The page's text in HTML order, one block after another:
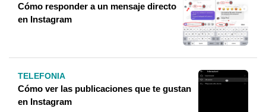
Cómo responder a un mensaje directo
en Instagram
TELEFONIA
Cómo ver las publicaciones que te gustan
en Instagram